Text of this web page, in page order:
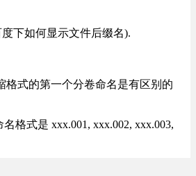
下如何显示文件后缀名).
格式的第一个分卷命名是有区别的
格式是 xxx.001, xxx.002, xxx.003,